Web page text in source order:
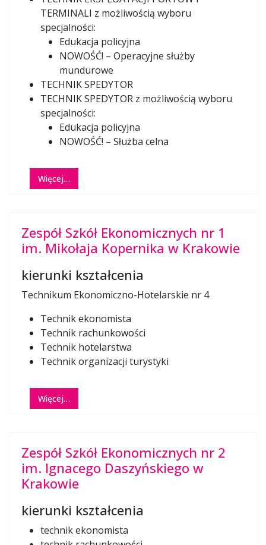
TERMINALI z możliwością wyboru
specjalności:
Edukacja policyjna
NOWOŚĆ! – Operacyjne służby
mundurowe
TECHNIK SPEDYTOR
TECHNIK SPEDYTOR z możliwością wyboru
specjalności:
Edukacja policyjna
NOWOŚĆ! – Służba celna
Więcej…
Zespół Szkół Ekonomicznych nr 1
im. Mikołaja Kopernika w Krakowie
kierunki kształcenia
Technikum Ekonomiczno-Hotelarskie nr 4
Technik ekonomista
Technik rachunkowości
Technik hotelarstwa
Technik organizacji turystyki
Więcej…
Zespół Szkół Ekonomicznych nr 2
im. Ignacego Daszyńskiego w
Krakowie
kierunki kształcenia
technik ekonomista